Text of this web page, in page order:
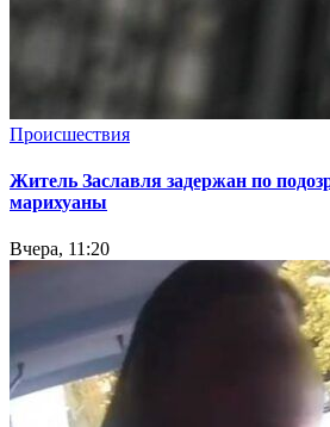
Происшествия
Житель Заславля задержан по
марихуаны
Вчера, 11:20